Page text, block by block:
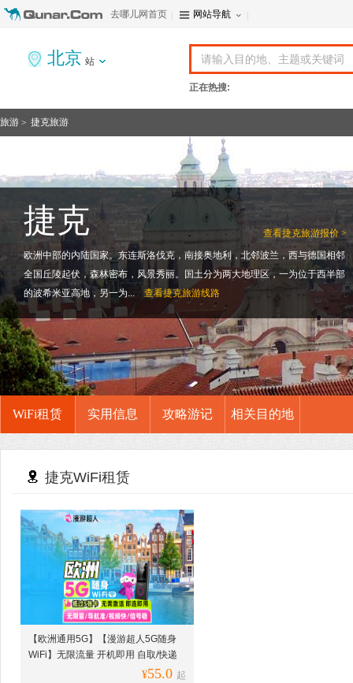
去哪儿网首页 网站导航
北京 站
正在热搜:
旅游 > 捷克旅游
查看捷克旅游报价 >
捷克
欧洲中部的内陆国家。东连斯洛伐克，南接奥地利，北邻波兰，西与德国相邻
全国丘陵起伏，森林密布，风景秀丽。国土分为两大地理区，一为位于西半部
的波希米亚高地，另一为...
查看捷克旅游线路
WiFi租赁 实用信息 攻略游记 相关目的地
捷克WiFi租赁
【欧洲通用5G】【漫游超人5G随身
WiFi】无限流量 开机即用 自取/快递
¥55.0 起